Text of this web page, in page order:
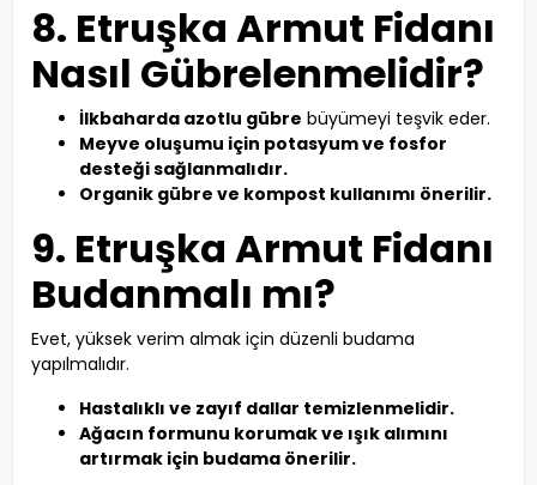
8. Etruşka Armut Fidanı
Nasıl Gübrelenmelidir?
İlkbaharda azotlu gübre büyümeyi teşvik eder.
Meyve oluşumu için potasyum ve fosfor
desteği sağlanmalıdır.
Organik gübre ve kompost kullanımı önerilir.
9. Etruşka Armut Fidanı
Budanmalı mı?
Evet, yüksek verim almak için düzenli budama
yapılmalıdır.
Hastalıklı ve zayıf dallar temizlenmelidir.
Ağacın formunu korumak ve ışık alımını
artırmak için budama önerilir.